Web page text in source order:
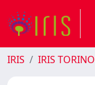
IRIS IRIS TORINO